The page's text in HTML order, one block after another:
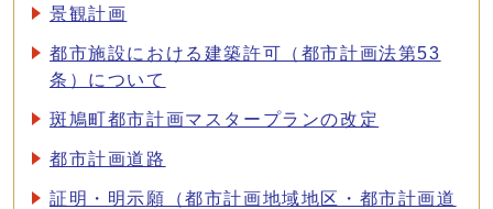
景観計画
都市施設における建築許可（都市計画法第53
条）について
斑鳩町都市計画マスタープランの改定
都市計画道路
証明・明示願（都市計画地域地区・都市計画道